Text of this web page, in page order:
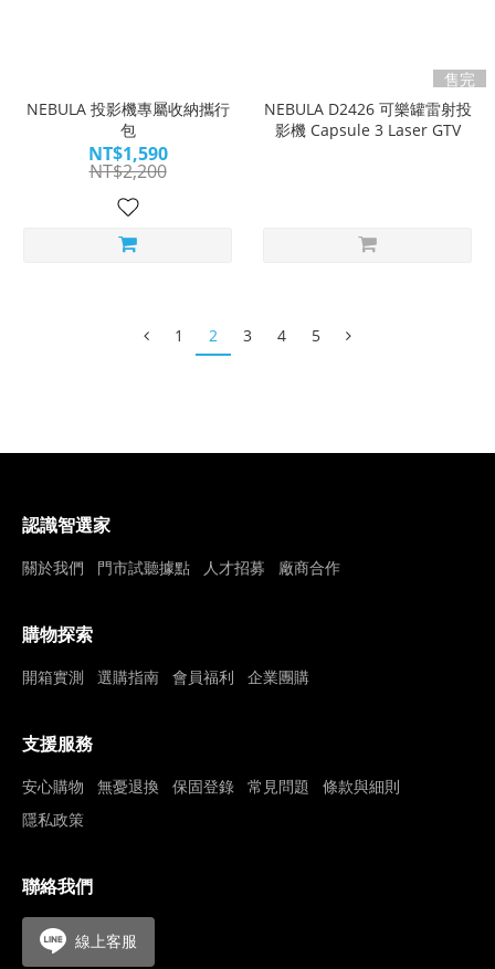
NEBULA 投影機專屬收納攜行
包
NT$1,590
NT$2,200
售完
NEBULA D2426 可樂罐雷射投
影機 Capsule 3 Laser GTV
1 2 3 4 5
認識智選家
關於我們 門市試聽據點 人才招募 廠商合作
購物探索
開箱實測 選購指南 會員福利 企業團購
支援服務
安心購物 無憂退換 保固登錄 常見問題
條款與細則
隱私政策
聯絡我們
線上客服